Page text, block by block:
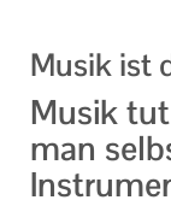
Musik ist
Musik
man
Zentrale
Eltern-Kind-
Gymnastikkurse